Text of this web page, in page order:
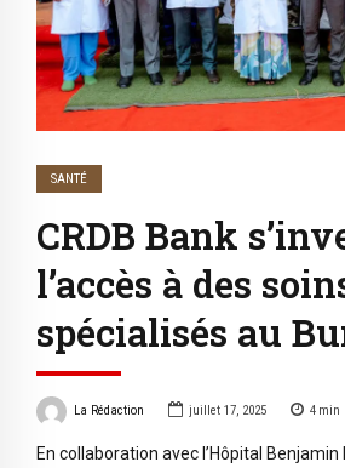
SANTÉ
CRDB Bank
l’accès à des
spécialisés au
La Rédaction juillet 17, 2025 4 min
En collaboration avec l’Hôpital